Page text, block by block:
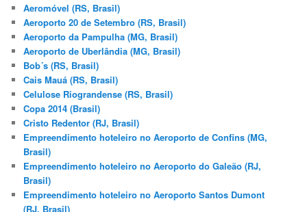
i
s
a
r
Aeromóvel (RS, Brasil)
Aeroporto 20 de Setembro (RS, Brasil)
Aeroporto da Pampulha (MG, Brasil)
Aeroporto de Uberlândia (MG, Brasil)
Bob´s (RS, Brasil)
Cais Mauá (RS, Brasil)
Celulose Riograndense (RS, Brasil)
Copa 2014 (Brasil)
Cristo Redentor (RJ, Brasil)
Empreendimento hoteleiro no Aeroporto de Confins (MG,
Brasil)
Empreendimento hoteleiro no Aeroporto do Galeão (RJ,
Brasil)
Empreendimento hoteleiro no Aeroporto Santos Dumont
(RJ, Brasil)